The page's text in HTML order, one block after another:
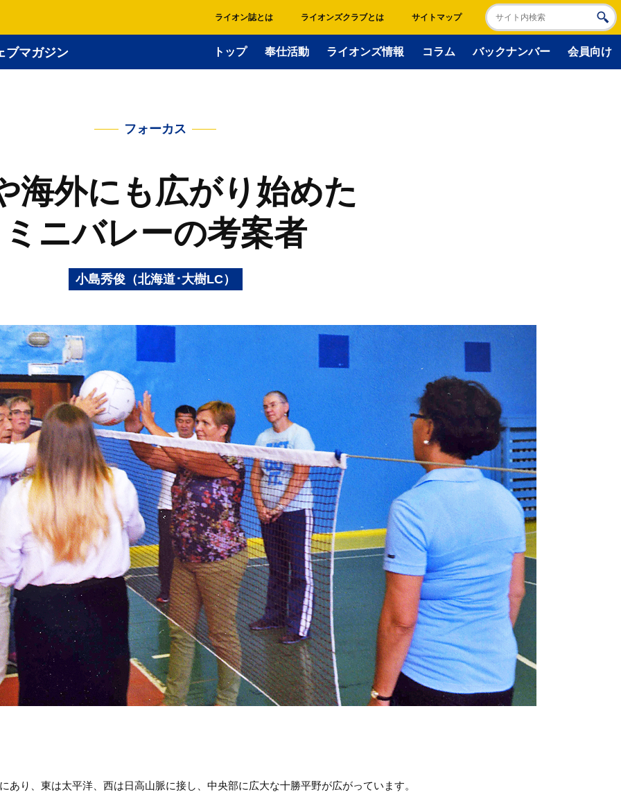
ブマガジン
ライオン誌とは ライオンズクラブとは サイトマップ
トップ 奉仕活動 ライオンズ情報 コラム バックナンバー 会員向け
フォーカス
海外にも広がり始めた
ミニバレーの考案者
小島秀俊（北海道･大樹LC）
あり、東は太平洋、西は日高山脈に接し、中央部に広大な十勝平野が広がっています。